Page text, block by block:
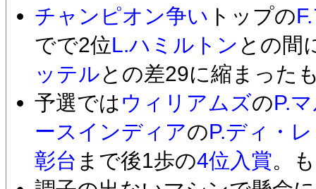
チャンピオン争い トップの
でで2位L.ハミルトン との間
ッテルとの差29に縮まった
予選では ウィリアムズのP.
ースインディアのP.ディ・
彰台 まで後1歩の4位入賞。